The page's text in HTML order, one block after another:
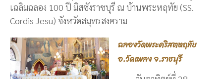
เฉลิมฉลอง 100 ปี มิสซังราชบุรี ณ บ้านพระหฤทัย (SS.
Cordis Jesu) จังหวัดสมุทรสงคราม
ฉลองวัดพระคริสตหฤทัย
อ.วัดเพลง จ.ราชบุรี